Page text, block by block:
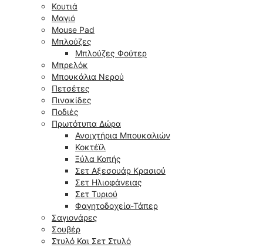
Κουτιά
Μαγιό
Mouse Pad
Μπλούζες
Μπλούζες Φούτερ
Μπρελόκ
Μπουκάλια Νερού
Πετσέτες
Πινακίδες
Ποδιές
Πρωτότυπα Δώρα
Ανοιχτήρια Μπουκαλιών
Κοκτέϊλ
Ξύλα Κοπής
Σετ Αξεσουάρ Κρασιού
Σετ Ηλιοφάνειας
Σετ Τυριού
Φαγητοδοχεία-Τάπερ
Σαγιονάρες
Σουβέρ
Στυλό Και Σετ Στυλό